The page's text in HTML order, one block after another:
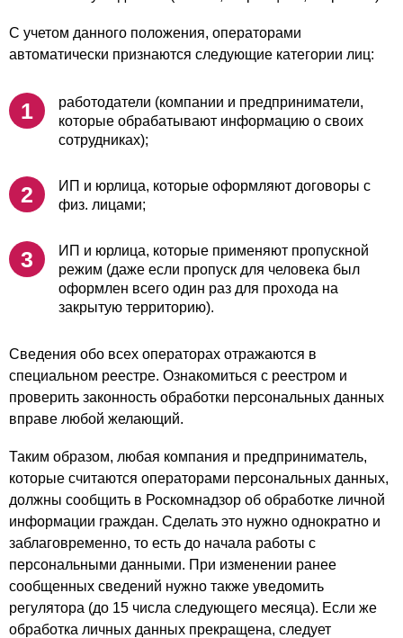
С учетом данного положения, операторами
автоматически признаются следующие категории лиц:
работодатели (компании и предприниматели,
которые обрабатывают информацию о своих
сотрудниках);
ИП и юрлица, которые оформляют договоры с
физ. лицами;
ИП и юрлица, которые применяют пропускной
режим (даже если пропуск для человека был
оформлен всего один раз для прохода на
закрытую территорию).
Сведения обо всех операторах отражаются в
специальном реестре. Ознакомиться с реестром и
проверить законность обработки персональных данных
вправе любой желающий.
Таким образом, любая компания и предприниматель,
которые считаются операторами персональных данных,
должны сообщить в Роскомнадзор об обработке личной
информации граждан. Сделать это нужно однократно и
заблаговременно, то есть до начала работы с
персональными данными. При изменении ранее
сообщенных сведений нужно также уведомить
регулятора (до 15 числа следующего месяца). Если же
обработка личных данных прекращена, следует